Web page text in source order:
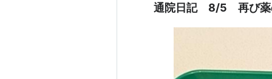
通院日記 8/5 再び薬